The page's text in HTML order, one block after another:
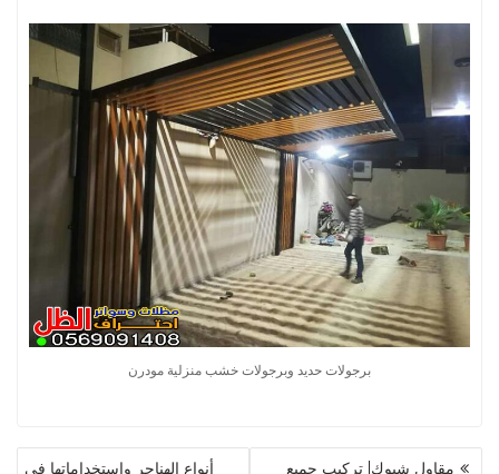
برجولات حديد وبرجولات خشب منزلية مودرن
تصفّحمقاول شبوك| تركيب جميع أنواع الهناجر واستخداماتها في